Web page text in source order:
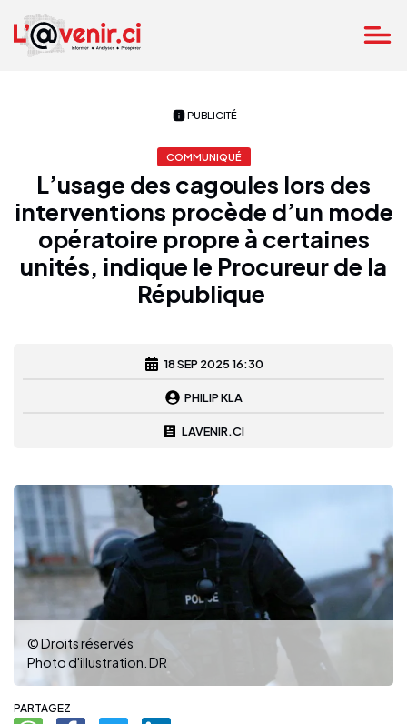
PUBLICITÉ
COMMUNIQUÉ
L’usage des cagoules lors des
interventions procède d’un mode
opératoire propre à certaines
unités, indique le Procureur de la
République
18 SEP 2025 16:30
PHILIP KLA
LAVENIR.CI
© Droits réservés
Photo d'illustration. DR
PARTAGEZ